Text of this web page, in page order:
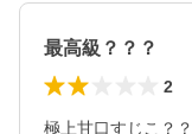
最高級？？？
2
極上甘口すじこ？